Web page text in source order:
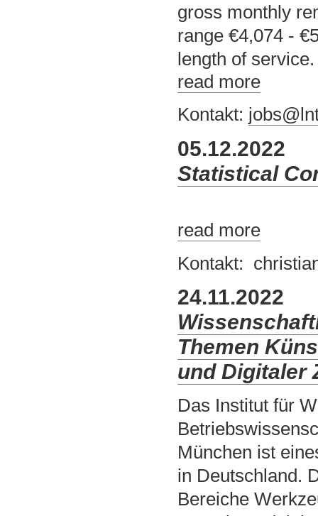
gross monthly
range €4,074 -
length of service.
read more
Kontakt:
05.12.2022
Statistical
read more
Kontakt:
24.11.2022
Themen
und Digitaler
Das Institut für
München ist
in Deutschland.
Bereiche